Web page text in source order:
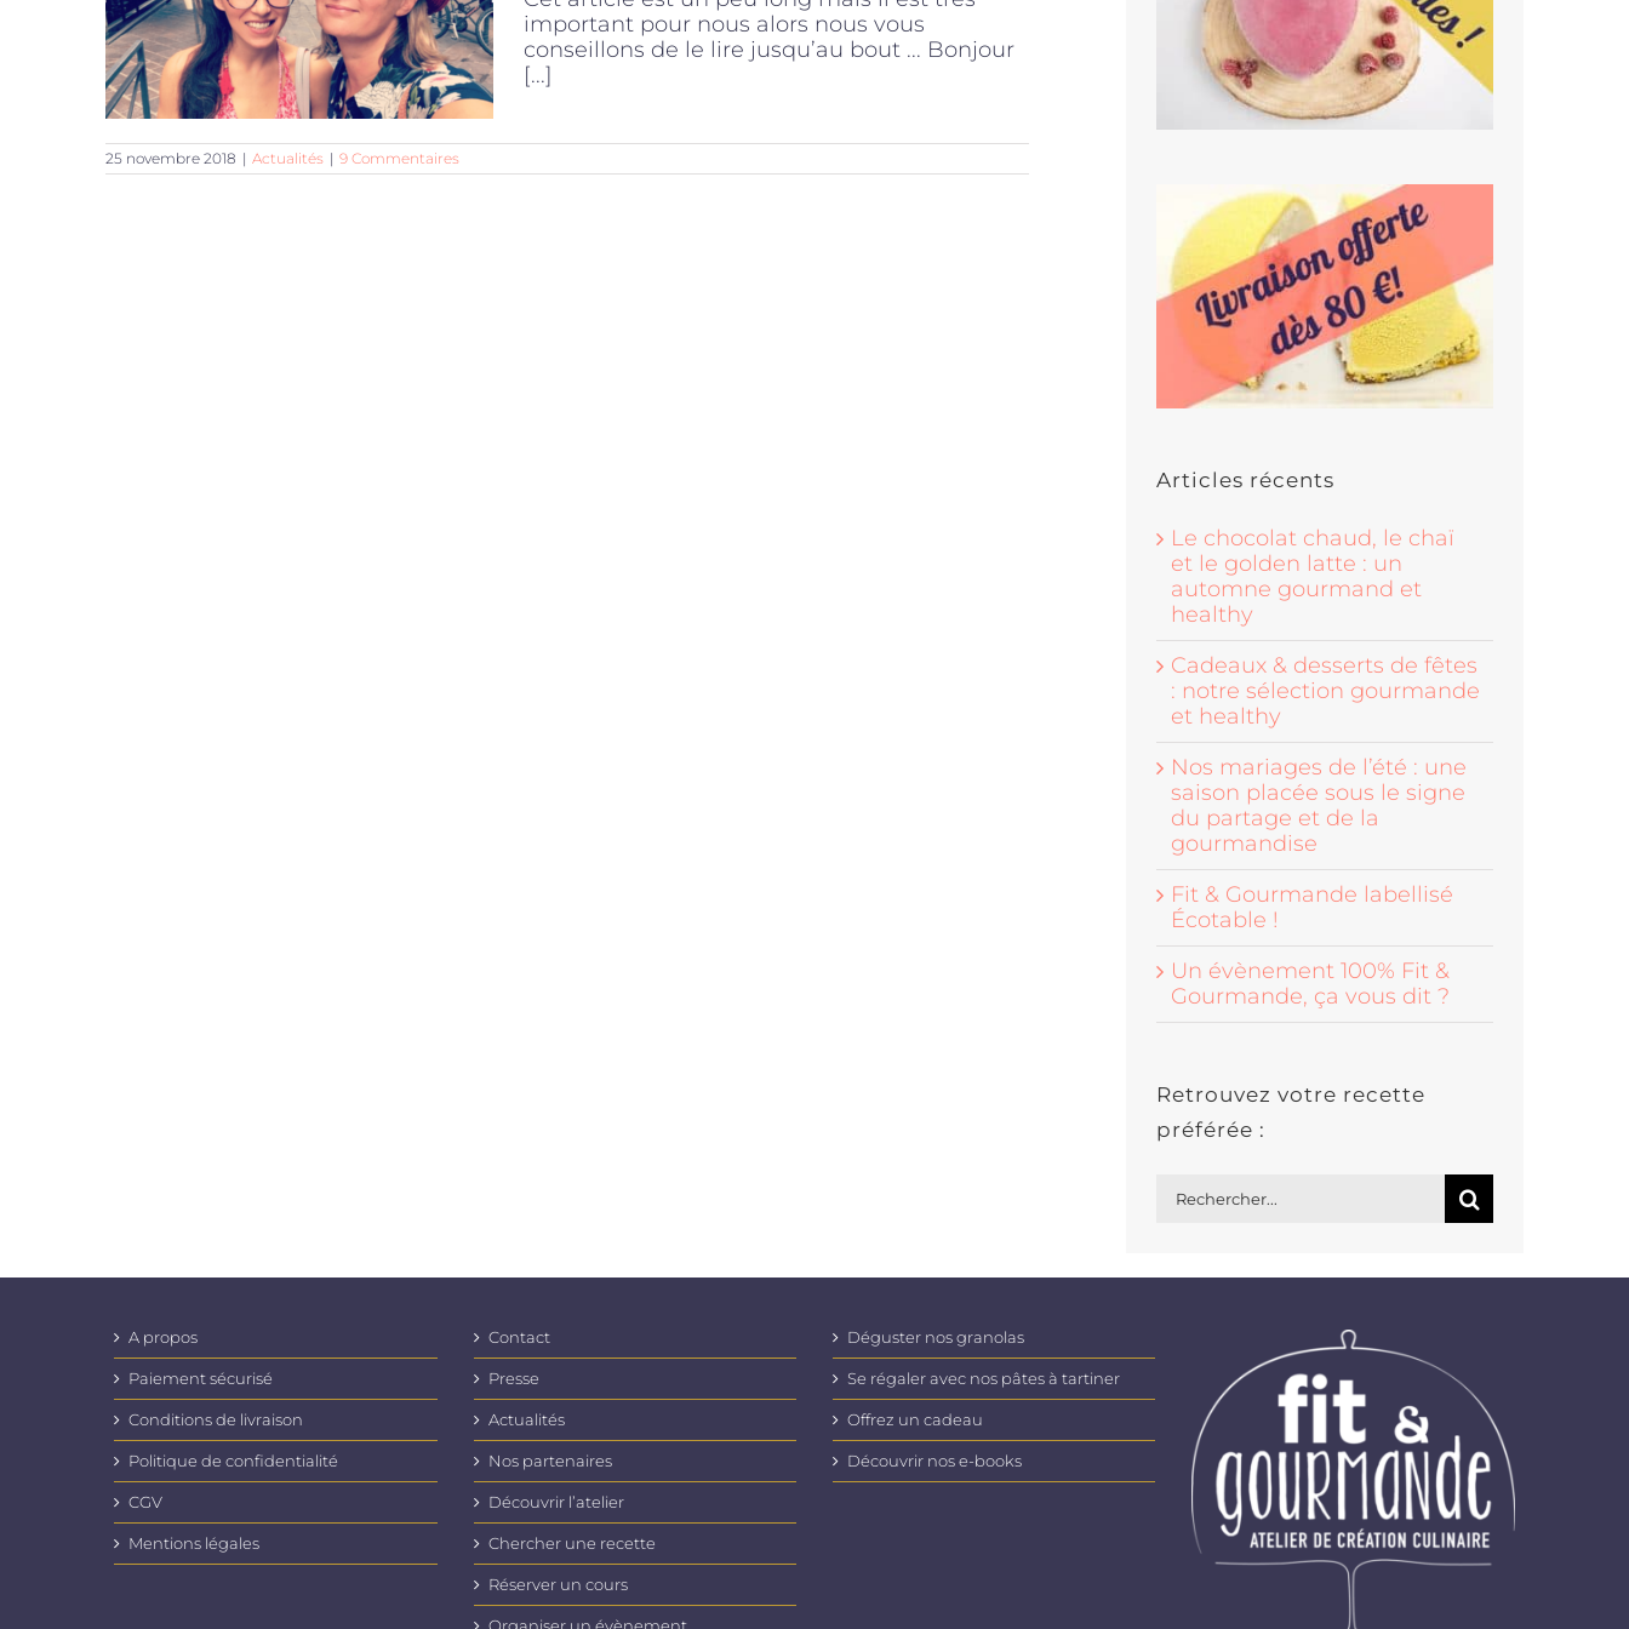
important pour nous alors nous vous
conseillons de le lire jusqu’au bout ... Bonjour
[...]
25 novembre 2018 | Actualités | 9 Commentaires
Articles récents
Le chocolat chaud, le chaï
et le golden latte : un
automne gourmand et
healthy
Cadeaux & desserts de fêtes
: notre sélection gourmande
et healthy
Nos mariages de l’été : une
saison placée sous le signe
du partage et de la
gourmandise
Fit & Gourmande labellisé
Écotable !
Un évènement 100% Fit &
Gourmande, ça vous dit ?
Retrouvez votre recette
préférée :
A propos
Paiement sécurisé
Conditions de livraison
Politique de confidentialité
CGV
Mentions légales
Contact
Presse
Actualités
Nos partenaires
Découvrir l’atelier
Chercher une recette
Réserver un cours
Déguster nos granolas
Se régaler avec nos pâtes à tartiner
Offrez un cadeau
Découvrir nos e-books